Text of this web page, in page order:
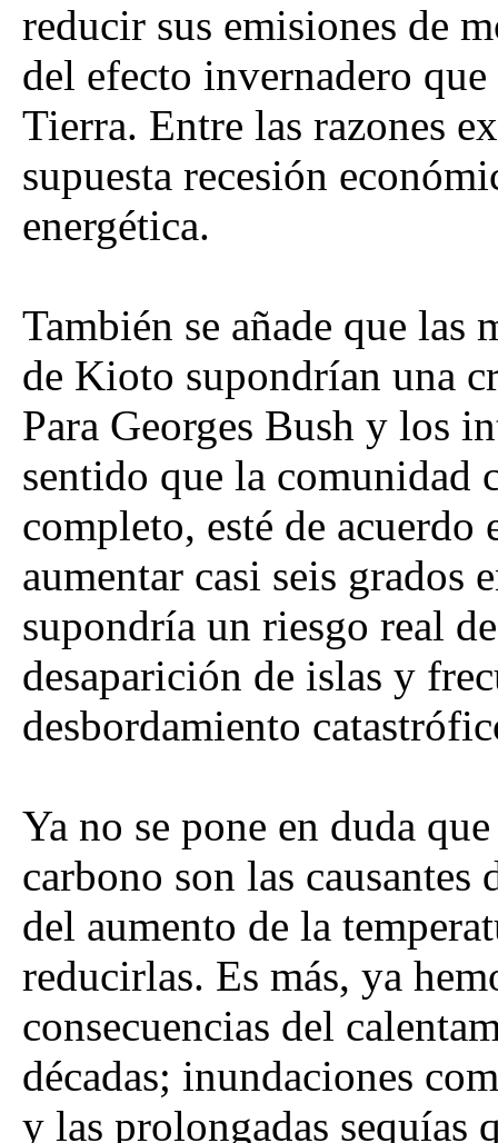
reducir sus emisiones de
del efecto invernadero
Tierra. Entre las razones
supuesta recesión
energética.
También se añade que las
de Kioto supondrían una
Para Georges Bush y los
sentido que la comunidad
completo, esté de acuerdo
aumentar casi seis grados
supondría un riesgo real
desaparición de islas y
desbordamiento
Ya no se pone en duda
carbono son las
del aumento de la
reducirlas. Es más, ya
consecuencias del
décadas; inundaciones
y las prolongadas sequías